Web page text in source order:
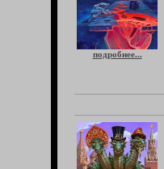
подробнее...